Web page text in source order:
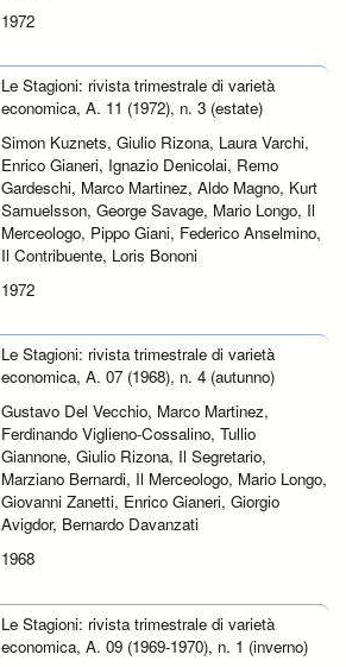
1972
Le Stagioni: rivista trimestrale di varietà
economica, A. 11 (1972), n. 3 (estate)
Simon Kuznets, Giulio Rizona, Laura Varchi,
Enrico Gianeri, Ignazio Denicolai, Remo
Gardeschi, Marco Martinez, Aldo Magno, Kurt
Samuelsson, George Savage, Mario Longo, Il
Merceologo, Pippo Giani, Federico Anselmino,
Il Contribuente, Loris Bononi
1972
Le Stagioni: rivista trimestrale di varietà
economica, A. 07 (1968), n. 4 (autunno)
Gustavo Del Vecchio, Marco Martinez,
Ferdinando Viglieno-Cossalino, Tullio
Giannone, Giulio Rizona, Il Segretario,
Marziano Bernardi, Il Merceologo, Mario Longo,
Giovanni Zanetti, Enrico Gianeri, Giorgio
Avigdor, Bernardo Davanzati
1968
Le Stagioni: rivista trimestrale di varietà
economica, A. 09 (1969-1970), n. 1 (inverno)